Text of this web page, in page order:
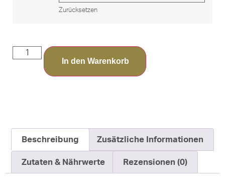
Zurücksetzen
In den Warenkorb
Beschreibung Zusätzliche Informationen
Zutaten & Nährwerte Rezensionen (0)